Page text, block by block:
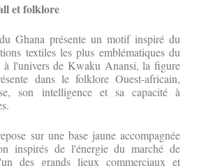
et folklore
Ghana présente un motif inspiré du
textiles les plus emblématiques du
à l'univers de Kwaku Anansi, la figure
dans le folklore Ouest-africain,
son intelligence et sa capacité à
sur une base jaune accompagnée
inspirés de l'énergie du marché de
des grands lieux commerciaux et